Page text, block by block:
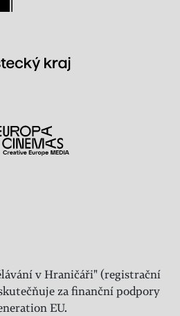
v Hraničáři" (registrační
za finanční podpory
EU.